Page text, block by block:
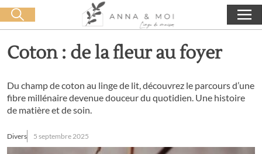
Livraison offerte dès 60€ d'achat 0,00€
Lancer la recherche
Coton : de la fleur au foyer
Du champ de coton au linge de lit, découvrez le parcours d’une
fibre millénaire devenue douceur du quotidien. Une histoire
de matière et de soin.
Divers 5 septembre 2025